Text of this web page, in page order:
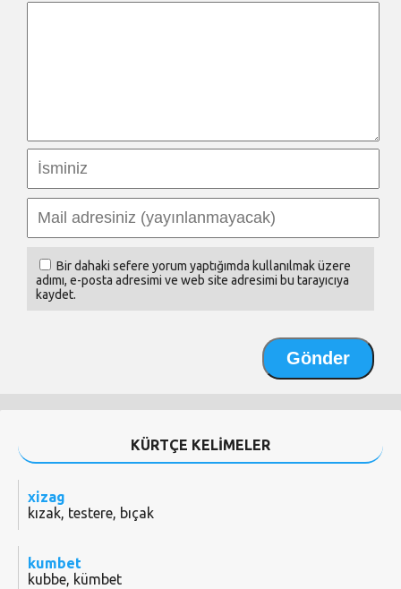
Bir dahaki sefere yorum yaptığımda kullanılmak üzere
adımı, e-posta adresimi ve web site adresimi bu tarayıcıya
kaydet.
KÜRTÇE KELİMELER
xizag
kızak, testere, bıçak
kumbet
kubbe, kümbet